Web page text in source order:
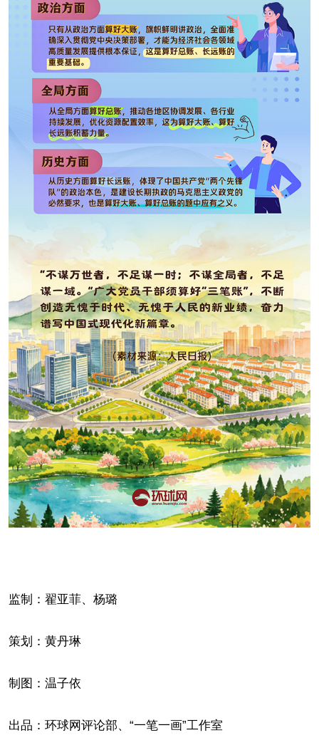
监制：翟亚菲、杨璐
策划：黄丹琳
制图：温子依
出品：环球网评论部、“一笔一画”工作室